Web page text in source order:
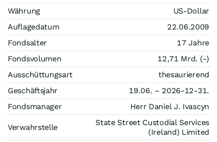
Währung
US-Dollar
Auflagedatum
22.06.2009
Fondsalter
17 Jahre
Fondsvolumen
12,71 Mrd. (-)
Ausschüttungsart
thesaurierend
Geschäftsjahr
19.06. – 2026-12-31.
Fondsmanager
Herr Daniel J. Ivascyn
Verwahrstelle
State Street Custodial Services
(Ireland) Limited